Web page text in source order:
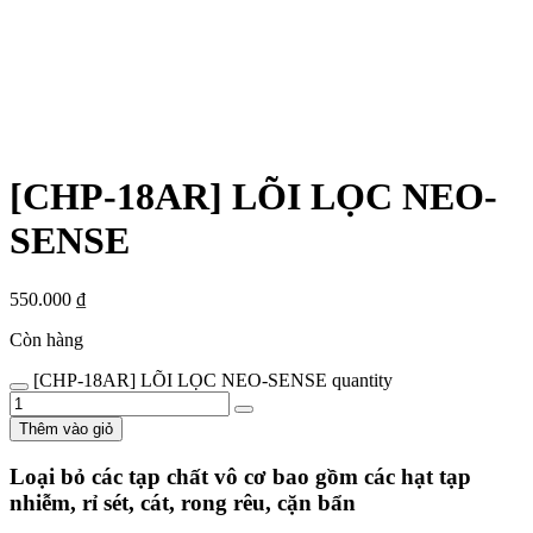
[CHP-18AR] LÕI LỌC NEO-
SENSE
550.000 ₫
Còn hàng
[CHP-18AR] LÕI LỌC NEO-SENSE quantity
Thêm vào giỏ
Loại bỏ các tạp chất vô cơ bao gồm các hạt tạp
nhiễm, rỉ sét, cát, rong rêu, cặn bẩn